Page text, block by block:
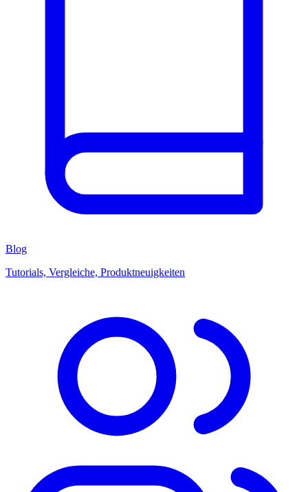
Blog
Tutorials, Vergleiche, Produktneuigkeiten